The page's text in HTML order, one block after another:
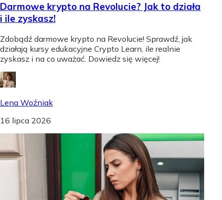
Darmowe krypto na Revolucie? Jak to działa
i ile zyskasz!
Zdobądź darmowe krypto na Revolucie! Sprawdź, jak
działają kursy edukacyjne Crypto Learn, ile realnie
zyskasz i na co uważać. Dowiedz się więcej!
Lena Woźniak
16 lipca 2026